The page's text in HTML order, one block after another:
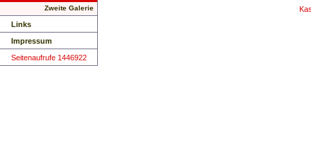
Zweite Galerie
Links
Impressum
Seitenaufrufe 1446922